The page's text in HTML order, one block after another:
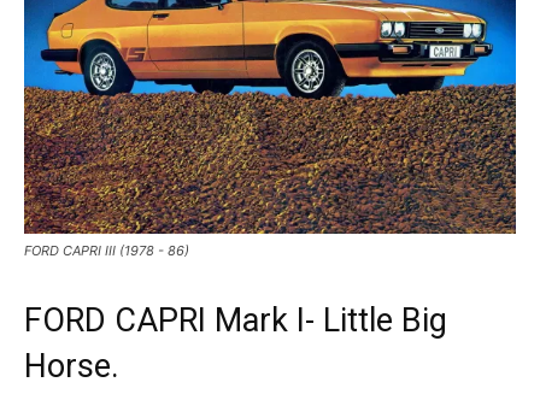
FORD CAPRI III (1978 - 86)
FORD CAPRI Mark I- Little Big
Horse.